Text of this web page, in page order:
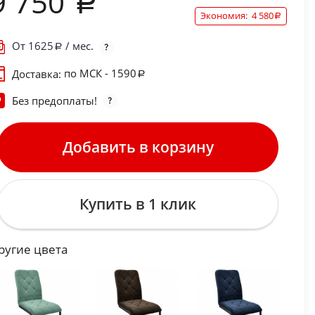
Экономия: 4 580
От 1625
/ мес.
Доставка: по МСК - 1590
Без предоплаты!
Добавить в корзину
Купить в 1 клик
цвета